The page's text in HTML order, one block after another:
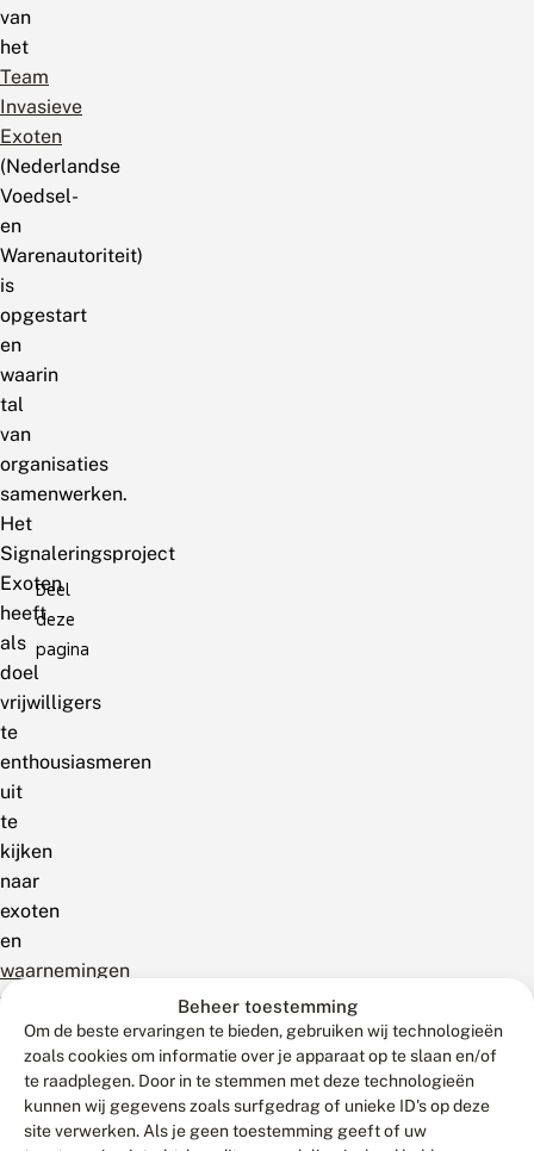
Beheer toestemming
Om de beste ervaringen te bieden, gebruiken wij technologieën
zoals cookies om informatie over je apparaat op te slaan en/of
te raadplegen. Door in te stemmen met deze technologieën
kunnen wij gegevens zoals surfgedrag of unieke ID's op deze
site verwerken. Als je geen toestemming geeft of uw
van
het
Team
Invasieve
Exoten
(Nederlandse
Voedsel-
en
Warenautoriteit)
is
opgestart
en
waarin
tal
van
organisaties
samenwerken.
Het
Signaleringsproject
Exoten
heeft
als
doel
vrijwilligers
te
enthousiasmeren
uit
te
kijken
naar
exoten
en
waarnemingen
te
melden.
Goede,
actuele
exotenwaarnemingen
Deel
deze
pagina